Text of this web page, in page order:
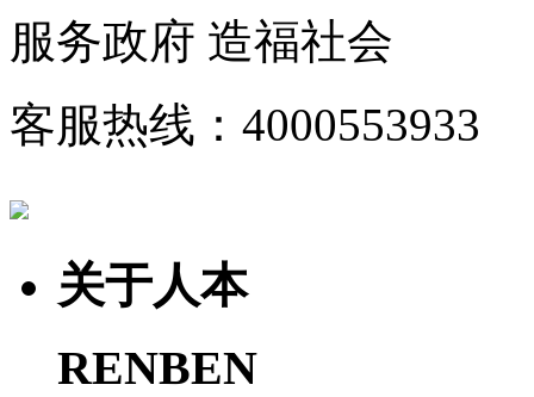
服务政府 造福社会
客服热线：4000553933
关于人本
RENBEN